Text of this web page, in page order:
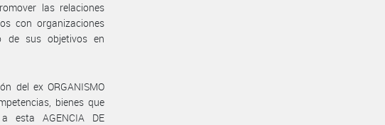
las relaciones
con organizaciones
de sus objetivos en
del ex ORGANISMO
bienes que
esta AGENCIA DE